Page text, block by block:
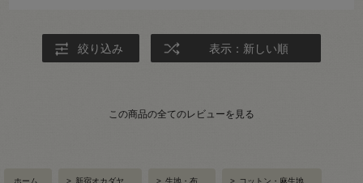
絞り込み 表示：新しい順
この商品の全てのレビューを見る
ホーム > 新宿オカダヤ > 生地・布 > コットン・麻生地